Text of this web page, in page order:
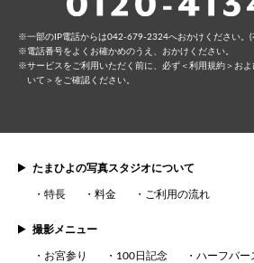
⼀部のIP電話からは042-679-2324へおかけください。(
電話番号をよくお確かめのうえ、おかけください。
サービスをご利⽤いただく前に、必ず ＜利⽤規約＞ およ
いて＞ をご確認ください。
たまひよの写真スタジオについて
特長 料金 ご利用の流れ
撮影メニュー
お宮参り 100日記念 ハーフバー